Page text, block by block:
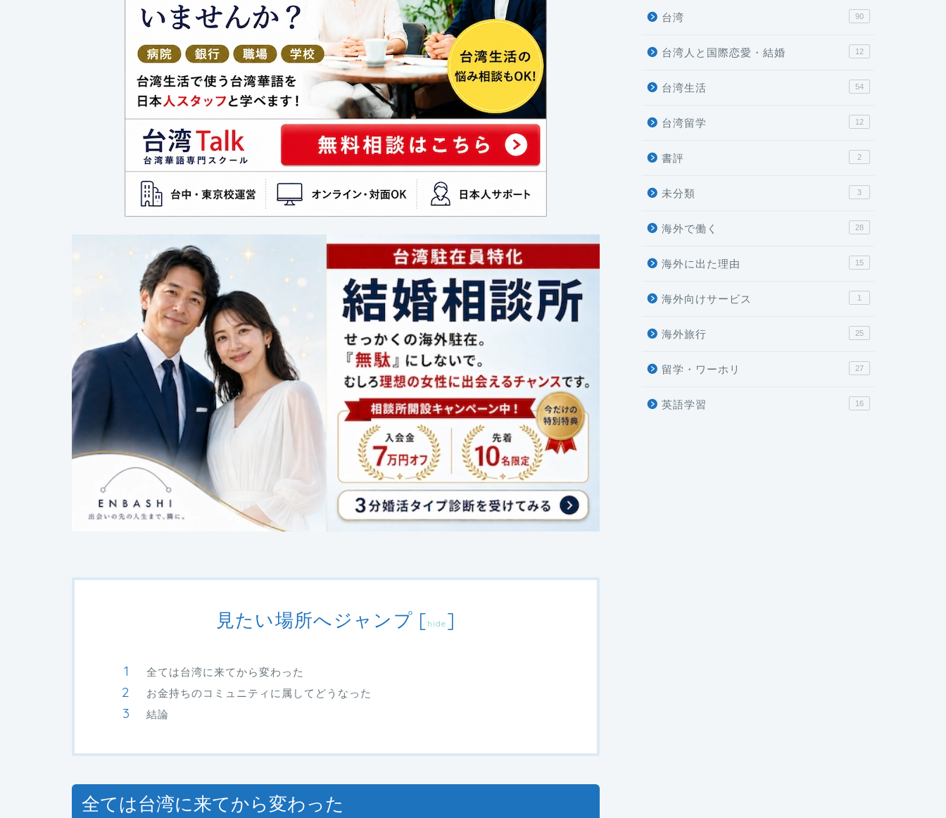
見たい場所へジャンプ [ hide ]
全ては台湾に来てから変わった
お金持ちのコミュニティに属してどうなった
結論
全ては台湾に来てから変わった
台湾 90
台湾人と国際恋愛・結婚 12
台湾生活 54
台湾留学 12
書評 2
未分類 3
海外で働く 28
海外に出た理由 15
海外向けサービス 1
海外旅行 25
留学・ワーホリ 27
英語学習 16